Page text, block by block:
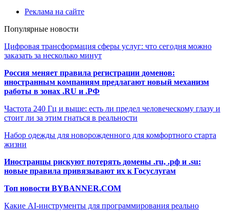
Реклама на сайте
Популярные новости
Цифровая трансформация сферы услуг: что сегодня можно
заказать за несколько минут
Россия меняет правила регистрации доменов:
иностранным компаниям предлагают новый механизм
работы в зонах .RU и .РФ
Частота 240 Гц и выше: есть ли предел человеческому глазу и
стоит ли за этим гнаться в реальности
Набор одежды для новорожденного для комфортного старта
жизни
Иностранцы рискуют потерять домены .ru, .рф и .su:
новые правила привязывают их к Госуслугам
Топ новости BYBANNER.COM
Какие AI-инструменты для программирования реально